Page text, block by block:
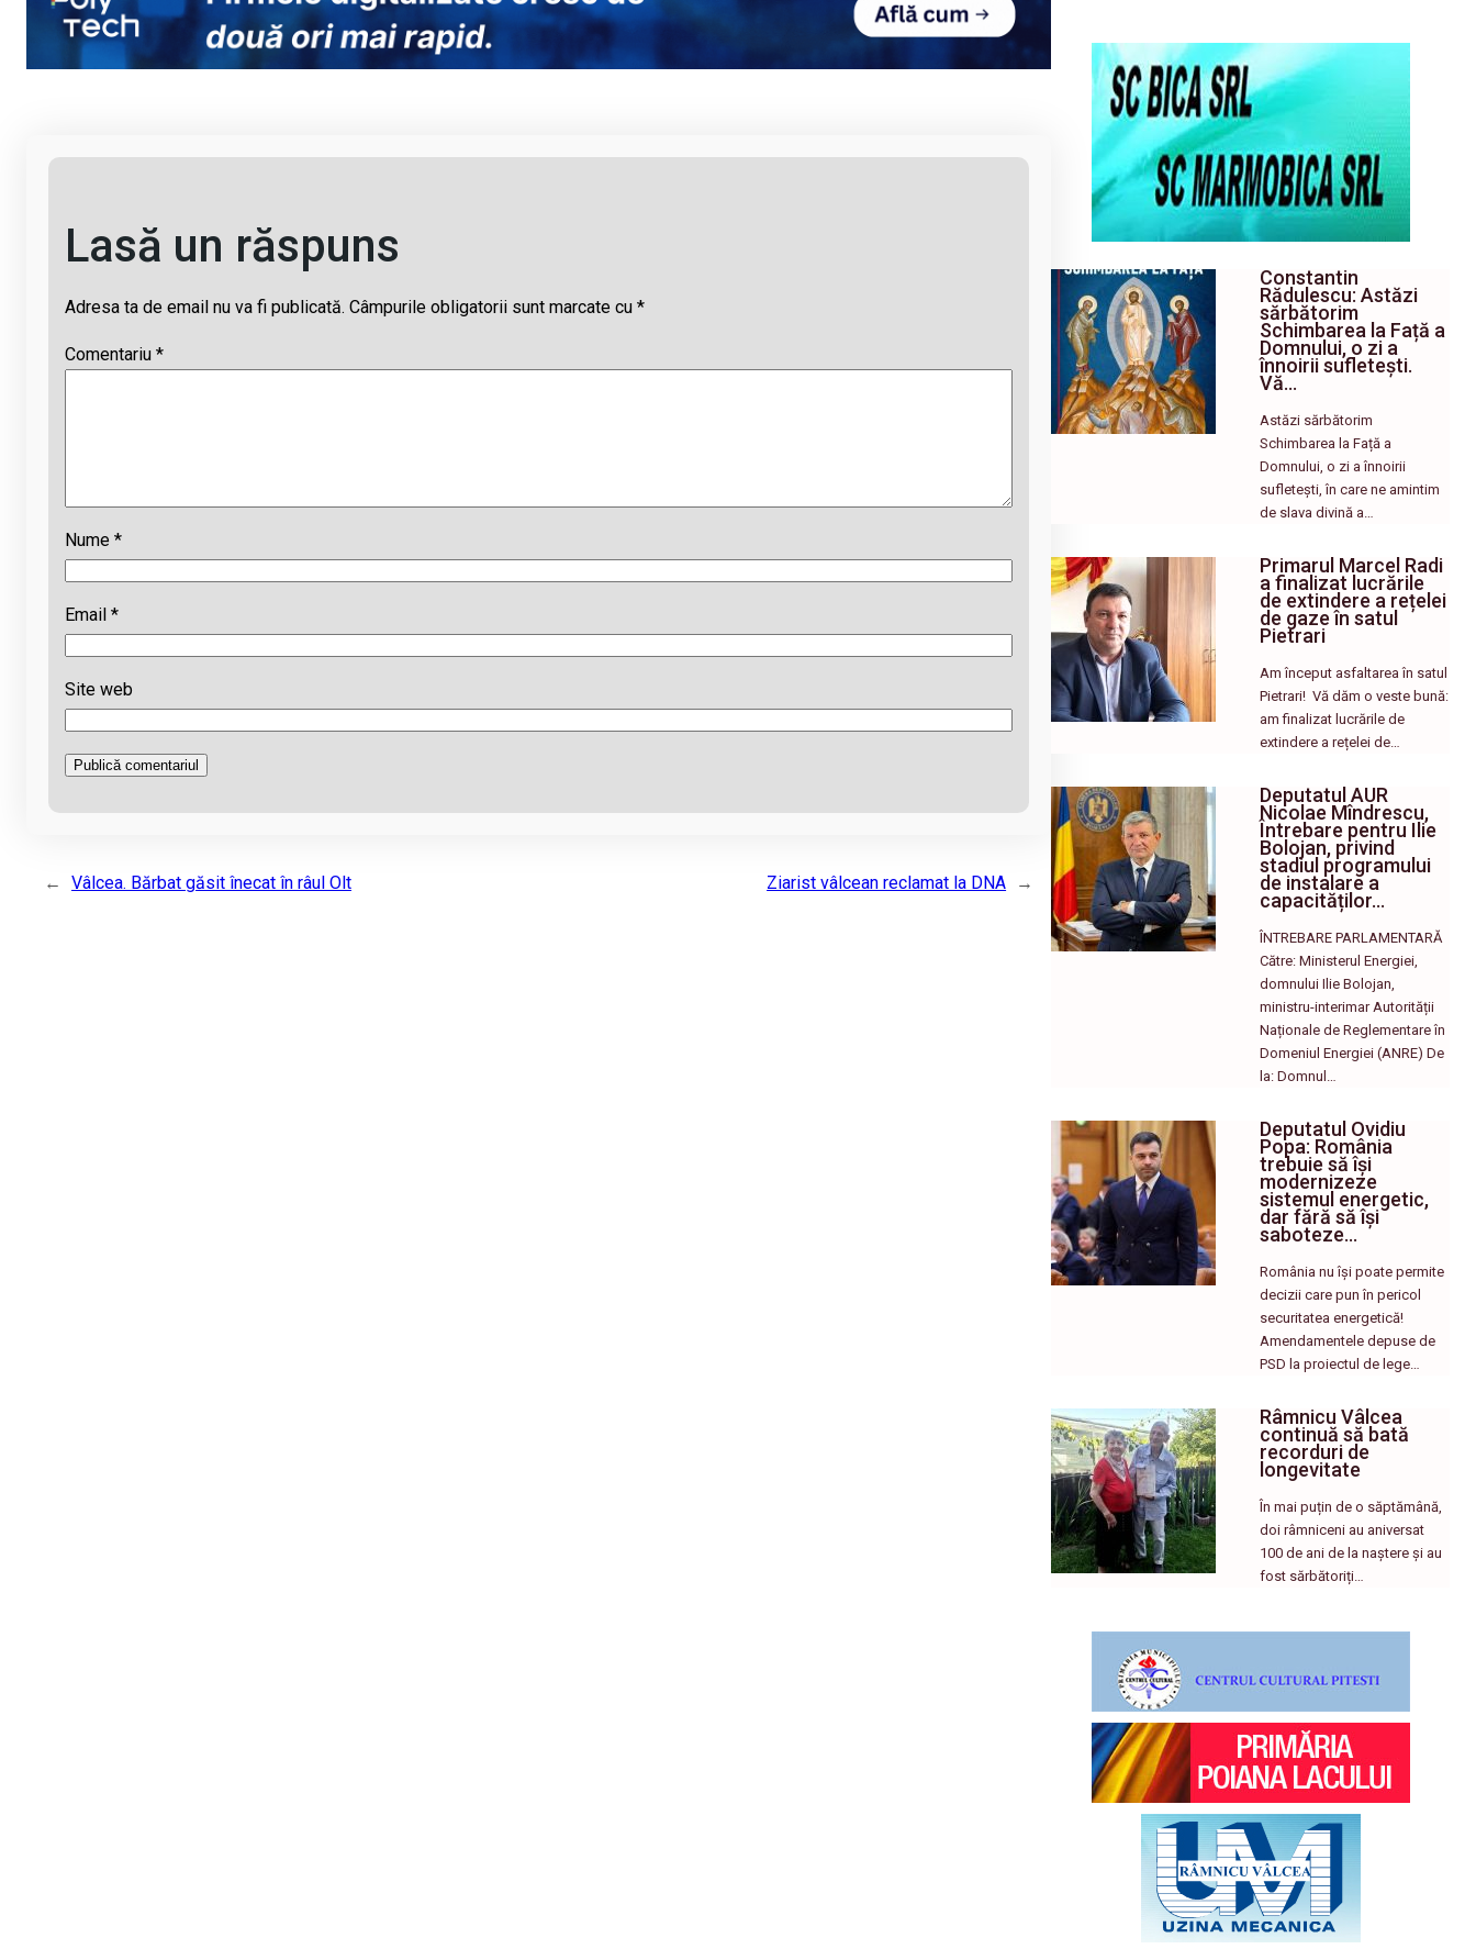
Li
n
k
b
o
o
s
A
p
a
d
s
Lasă un răspuns
Adresa ta de email nu va fi publicată. Câmpurile obligatorii sunt marcate cu *
Comentariu *
Nume *
Email *
Site web
← Vâlcea. Bărbat găsit înecat în râul Olt Ziarist vâlcean reclamat la DNA →
Constantin
Rădulescu: Astăzi
sărbătorim
Schimbarea la Față a
Domnului, o zi a
înnoirii sufletești.
Vă…
Astăzi sărbătorim
Schimbarea la Față a
Domnului, o zi a înnoirii
sufletești, în care ne amintim
de slava divină a…
Primarul Marcel Radi
a finalizat lucrările
de extindere a rețelei
de gaze în satul
Pietrari
Am început asfaltarea în satul
Pietrari! ​ Vă dăm o veste bună:
am finalizat lucrările de
extindere a rețelei de…
Deputatul AUR
Nicolae Mîndrescu,
Întrebare pentru Ilie
Bolojan, privind
stadiul programului
de instalare a
capacităților…
ÎNTREBARE PARLAMENTARĂ
Către: Ministerul Energiei,
domnului Ilie Bolojan,
ministru-interimar Autorității
Naționale de Reglementare în
Domeniul Energiei (ANRE) De
la: Domnul…
Deputatul Ovidiu
Popa: România
trebuie să își
modernizeze
sistemul energetic,
dar fără să își
saboteze…
România nu își poate permite
decizii care pun în pericol
securitatea energetică!
Amendamentele depuse de
PSD la proiectul de lege…
Râmnicu Vâlcea
continuă să bată
recorduri de
longevitate
În mai puțin de o săptămână,
doi râmniceni au aniversat
100 de ani de la naștere și au
fost sărbătoriți…